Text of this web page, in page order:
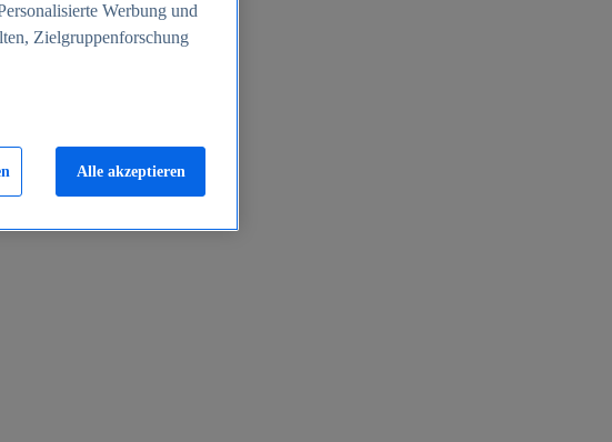
Werbung und
Zielgruppenforschung
Alle akzeptieren